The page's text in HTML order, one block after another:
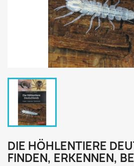
DIE HÖHLENTIERE
FINDEN, ERKENNEN,